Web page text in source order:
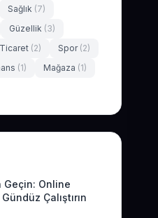
Sağlık (7)
Güzellik (3)
(2) Spor (2)
(1) Mağaza (1)
Geçin: Online
Çalıştırın